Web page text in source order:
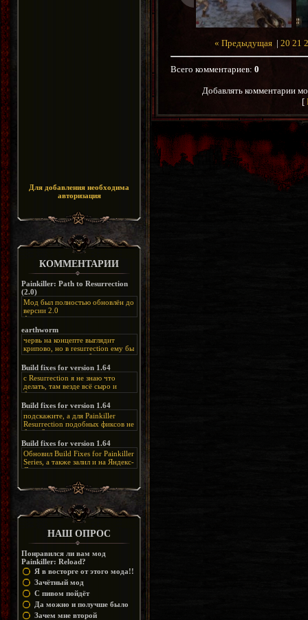
Для добавления необходима
авторизация
КОММЕНТАРИИ
Painkiller: Path to Resurrection
(2.0)
Мод был полностью обновлён до
версии 2.0
Альтернативная
ссылка:
FzzDkRlC8Q
earthworm
червь на концепте выглядит
крипово, но в resurrection ему бы
нашлось место, особенно в
каких-нибудь подземных
катакомбах. жаль, что половину
задумок там вырезали, зато и
рпгшности меньше. build fixes
спасибо что перезалили на
яндекс. а вот в комментах на
сайте у меня пару раз вылезала
левая вставка
https://uzbekmelbet.com/ru/
дико отвлекает от обсуждения
скринов.
Build fixes for version 1.64
с Resurrection я не знаю что
делать, там везде всё сыро и
баговано, от чего и заниматься
этим не хочется, тут либо играть
как есть или искать патчи для
этого дополнения на moddb,
либо же на крайняк играть мод
Resurrection, но настолько что не
особо уже и узнаётся
Build fixes for version 1.64
подскажите, а для Painkiller
Resurrection подобных фиксов не
будет?
Build fixes for version 1.64
Обновил Build Fixes for Painkiller
Series, а также залил и на Яндекс-
Диск
https://disk.yandex.ru/d/_zvZekuO5FTd3Q
НАШ ОПРОС
Понравился ли вам мод
Painkiller: Reload?
Я в восторге от этого мода!!
Зачётный мод
С пивом пойдёт
Да можно и получше было
Зачем мне второй
« Предыдущая | 20 21
Всего комментариев: 0
Добавлять комментарии
[